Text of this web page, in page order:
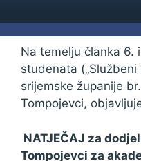
Na temelju članka 6.
studenata
srijemske županije
Tompojevci,
NATJEČAJ za
Tompojevci za